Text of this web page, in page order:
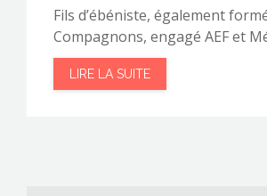
Fils d’ébéniste, également
Compagnons, engagé AEF et
LIRE LA SUITE